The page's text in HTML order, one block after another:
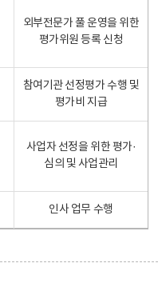
외부전문가 풀 운영을 위한
평가위원 등록 신청
참여기관 선정평가 수행 및
평가비 지급
사업자 선정을 위한 평가·
심의 및 사업관리
인사 업무 수행